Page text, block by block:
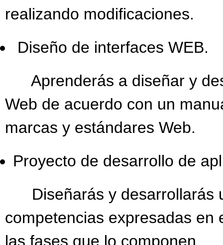
realizando modificaciones.
Diseño de interfaces WEB.
Aprenderás a diseñar y
Web de acuerdo con un
marcas y estándares Web.
Proyecto de desarrollo de
Diseñarás y desarrollarás
competencias expresadas
las fases que lo componen.